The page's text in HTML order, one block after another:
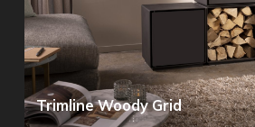
Trimline Woody Grid